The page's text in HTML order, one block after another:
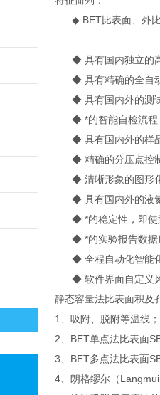
◆ BET比表面、外比
◆ 具有国内独立的高
◆ 具有精确的全自动
◆ 具有国内外的测试
◆ *的智能自检流程
◆ 具有国内外的样品
◆ 精确的分压点控制
◆ 清晰形象的图形化
◆ 具有国内外的液氮
◆ *的稳定性，即使
◆ *的实验报告数据
◆ 全程自动化智能化
◆ 软件界面自定义
静态容量法比表面积及
1、吸附、脱附等温线；
2、BET单点法比表面
3、BET多点法比表
4、朗格缪尔（